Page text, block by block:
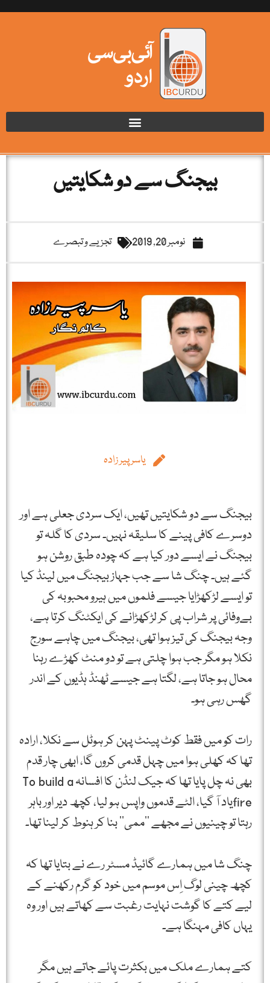
بیجنگ سے دو شکایتیں
نومبر 20, 2019 تجزیے و تبصرے
یاسر پیر زادہ
بیجنگ سے دو شکایتیں تھیں، ایک سردی جعلی ہے اور
دوسرے کافی پینے کا سلیقہ نہیں۔ سردی کا گلہ تو
بیجنگ نے ایسے دور کیا ہے کہ چودہ طبق روشن ہو
گئے ہیں۔ چنگ شا سے جب جہاز بیجنگ میں لینڈ کیا
تو ایسے لڑکھڑایا جیسے فلموں میں ہیرو محبوبہ کی
بےوفائی پر شراب پی کر لڑکھڑانے کی ایکٹنگ کرتا ہے،
وجہ بیجنگ کی تیز ہوا تھی، بیجنگ میں چاہے سورج
نکلا ہو مگر جب ہوا چلتی ہے تو دو منٹ کھڑے رہنا
محال ہو جاتا ہے، لگتا ہے جیسے ٹھنڈ ہڈیوں کے اندر
گھس رہی ہو۔
رات کو میں فقط کوٹ پینٹ پہن کر ہوٹل سے نکلا، ارادہ
تھا کہ کھلی ہوا میں چہل قدمی کروں گا، ابھی چار قدم
بھی نہ چل پایا تھا کہ جیک لنڈن کا افسانہ To build a
fireیاد آ گیا، الٹے قدموں واپس ہو لیا، کچھ دیر اور باہر
رہتا تو چینیوں نے مجھے ’’ممی‘‘ بنا کر ہنوط کر لینا تھا۔
چنگ شا میں ہمارے گائیڈ مسٹر رے نے بتایا تھا کہ
کچھ چینی لوگ اِس موسم میں خود کو گرم رکھنے کے
لیے کتے کا گوشت نہایت رغبت سے کھاتے ہیں اور وہ
یہاں کافی مہنگا ہے۔
کتے ہمارے ملک میں بکثرت پائے جاتے ہیں مگر